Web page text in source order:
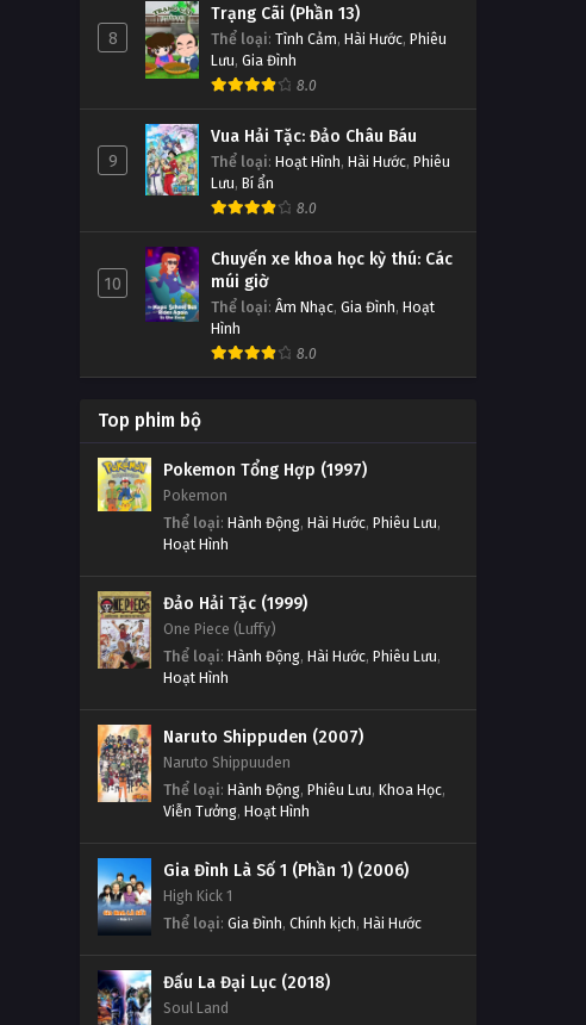
8
Trạng Cãi (Phần 13)
Thể loại: Tình Cảm, Hài Hước, Phiêu
Lưu, Gia Đình
8.0
9
Vua Hải Tặc: Đảo Châu Báu
Thể loại: Hoạt Hình, Hài Hước, Phiêu
Lưu, Bí ẩn
8.0
10
Chuyến xe khoa học kỳ thú: Các
múi giờ
Thể loại: Âm Nhạc, Gia Đình, Hoạt
Hình
8.0
Top phim bộ
Pokemon Tổng Hợp (1997)
Pokemon
Thể loại: Hành Động, Hài Hước, Phiêu Lưu,
Hoạt Hình
Đảo Hải Tặc (1999)
One Piece (Luffy)
Thể loại: Hành Động, Hài Hước, Phiêu Lưu,
Hoạt Hình
Naruto Shippuden (2007)
Naruto Shippuuden
Thể loại: Hành Động, Phiêu Lưu, Khoa Học,
Viễn Tưởng, Hoạt Hình
Gia Đình Là Số 1 (Phần 1) (2006)
High Kick 1
Thể loại: Gia Đình, Chính kịch, Hài Hước
Đấu La Đại Lục (2018)
Soul Land